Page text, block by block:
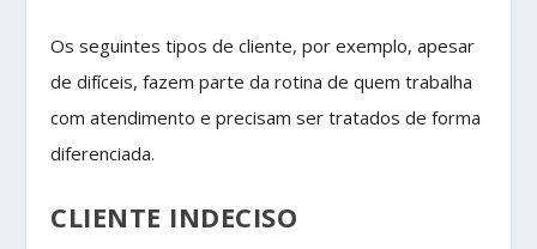
Os seguintes tipos de cliente, por exemplo, apesar
de difíceis, fazem parte da rotina de quem trabalha
com atendimento e precisam ser tratados de forma
diferenciada.
CLIENTE INDECISO